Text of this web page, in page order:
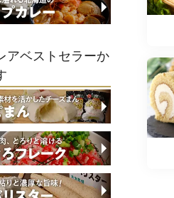
アベストセラーか